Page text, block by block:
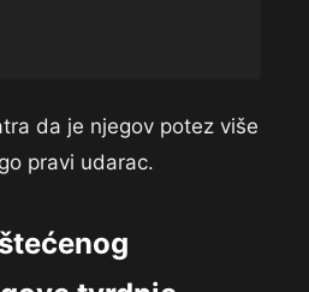
da je njegov potez više
pravi udarac.